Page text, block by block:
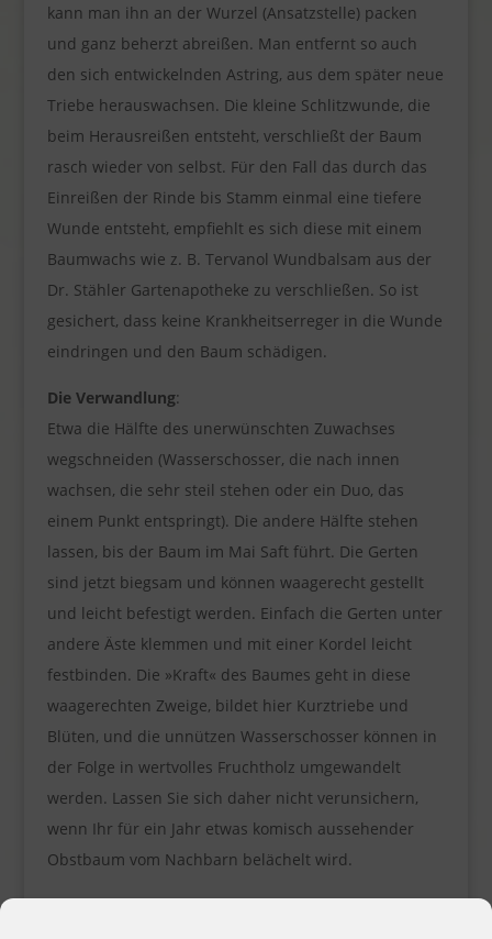
kann man ihn an der Wurzel (Ansatzstelle) packen
und ganz beherzt abreißen. Man entfernt so auch
den sich entwickelnden Astring, aus dem später neue
Triebe herauswachsen. Die kleine Schlitzwunde, die
beim Herausreißen entsteht, verschließt der Baum
rasch wieder von selbst. Für den Fall das durch das
Einreißen der Rinde bis Stamm einmal eine tiefere
Wunde entsteht, empfiehlt es sich diese mit einem
Baumwachs wie z. B. Tervanol Wundbalsam aus der
Dr. Stähler Gartenapotheke zu verschließen. So ist
gesichert, dass keine Krankheitserreger in die Wunde
eindringen und den Baum schädigen.
Die Verwandlung:
Etwa die Hälfte des unerwünschten Zuwachses
wegschneiden (Wasserschosser, die nach innen
wachsen, die sehr steil stehen oder ein Duo, das
einem Punkt entspringt). Die andere Hälfte stehen
lassen, bis der Baum im Mai Saft führt. Die Gerten
sind jetzt biegsam und können waagerecht gestellt
und leicht befestigt werden. Einfach die Gerten unter
andere Äste klemmen und mit einer Kordel leicht
festbinden. Die »Kraft« des Baumes geht in diese
waagerechten Zweige, bildet hier Kurztriebe und
Blüten, und die unnützen Wasserschosser können in
der Folge in wertvolles Fruchtholz umgewandelt
werden. Lassen Sie sich daher nicht verunsichern,
wenn Ihr für ein Jahr etwas komisch aussehender
Obstbaum vom Nachbarn belächelt wird.